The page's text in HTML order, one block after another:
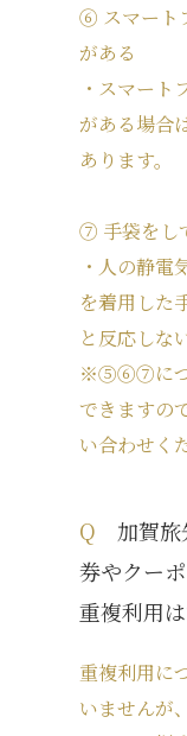
⑥ スマート
がある
・スマート
がある場合
あります。
⑦ 手袋をし
・人の静電
を着用した
と反応しな
※⑤⑥⑦につ
できますの
い合わせく
Q
加賀
券やクー
重複利用
重複利用に
いませんが